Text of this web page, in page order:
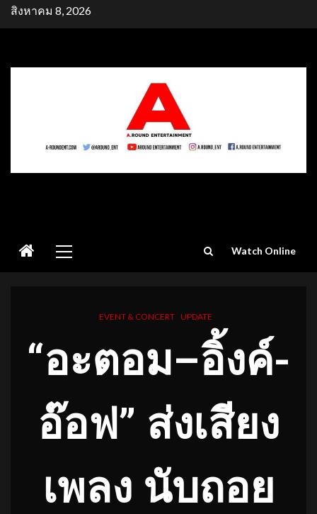
Skipสิงหาคม 8, 2026
Menu
Watch Online
EVENT & CONCERT UPDATE
“อะตอม–อิ้งค์-
อ๊อฟ” ส่งเสียง
เพลง นับถอย